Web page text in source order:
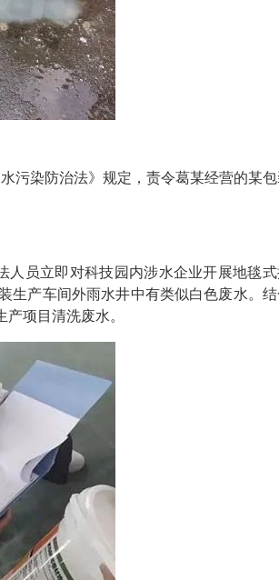
污染防治法》规定，责令葛某经营的某包
人员立即对科技园内涉水企业开展地毯
生产车间外雨水井中有类似白色废水。结
项目清洗废水。